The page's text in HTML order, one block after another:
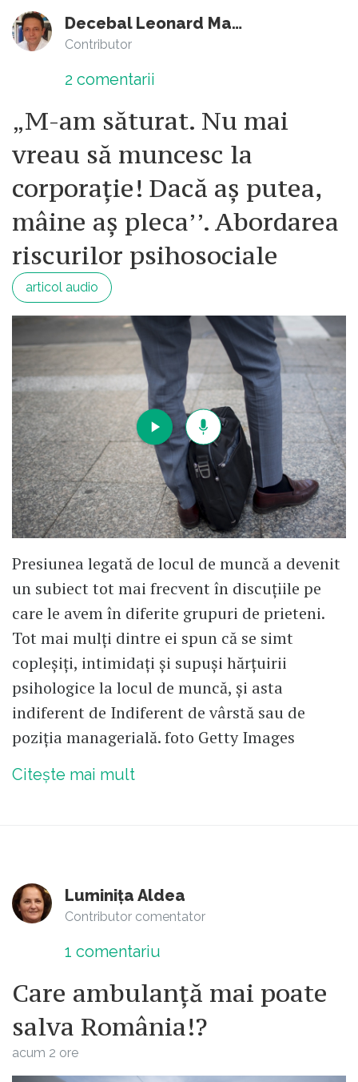
Decebal Leonard Marin
Contributor
2 comentarii
„M-am săturat. Nu mai
vreau să muncesc la
corporație! Dacă aș putea,
mâine aș pleca’’. Abordarea
riscurilor psihosociale
articol audio
Presiunea legată de locul de muncă a devenit
un subiect tot mai frecvent în discuțiile pe
care le avem în diferite grupuri de prieteni.
Tot mai mulți dintre ei spun că se simt
copleșiți, intimidați și supuși hărțuirii
psihologice la locul de muncă, și asta
indiferent de Indiferent de vârstă sau de
poziția managerială. foto Getty Images
Citește mai mult
Luminița Aldea
Contributor comentator
1 comentariu
Care ambulanță mai poate
salva România!?
acum 2 ore